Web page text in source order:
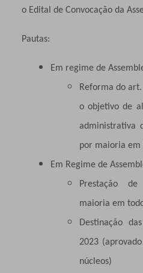
o Edital de Convocação da
Pautas:
Em regime de
Reforma do
o objetivo de
administrativa
por maioria em
Em Regime de
Prestação
maioria em
Destinação
2023
núcleos)